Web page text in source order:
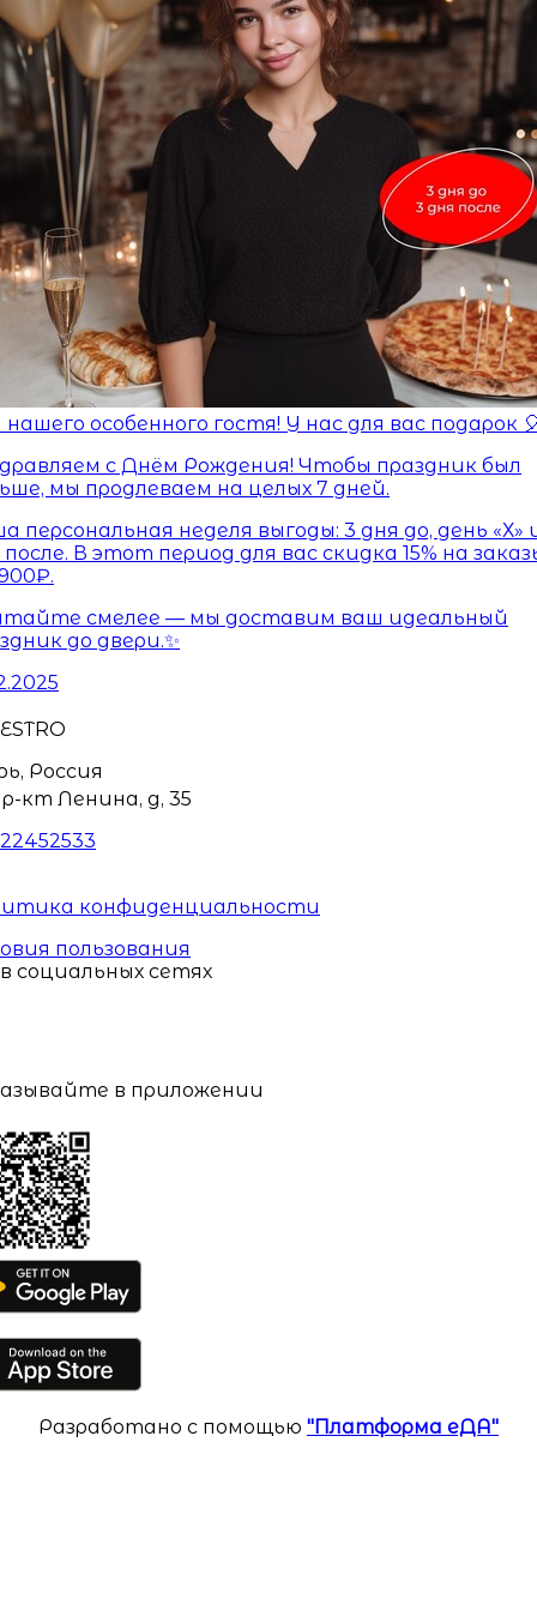
особенного гостя! У нас для вас подарок
с Днём Рождения! Чтобы праздник был
мы продлеваем на целых 7 дней.
персональная неделя выгоды: 3 дня до, день «Х»
В этот период для вас скидка 15% на
смелее — мы доставим ваш идеальный
до двери.✨
Россия
кт Ленина, д, 35
конфиденциальности
пользования
социальных сетях
в приложении
Разработано с помощью "Платформа еДА"